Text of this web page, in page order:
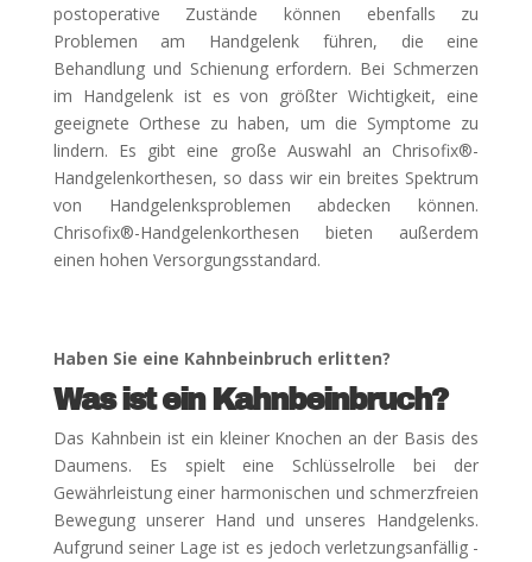
postoperative Zustände können ebenfalls zu
Problemen am Handgelenk führen, die eine
Behandlung und Schienung erfordern. Bei Schmerzen
im Handgelenk ist es von größter Wichtigkeit, eine
geeignete Orthese zu haben, um die Symptome zu
lindern. Es gibt eine große Auswahl an Chrisofix®-
Handgelenkorthesen, so dass wir ein breites Spektrum
von Handgelenksproblemen abdecken können.
Chrisofix®-Handgelenkorthesen bieten außerdem
einen hohen Versorgungsstandard.
Haben Sie eine Kahnbeinbruch erlitten?
Was ist ein Kahnbeinbruch?
Das Kahnbein ist ein kleiner Knochen an der Basis des
Daumens. Es spielt eine Schlüsselrolle bei der
Gewährleistung einer harmonischen und schmerzfreien
Bewegung unserer Hand und unseres Handgelenks.
Aufgrund seiner Lage ist es jedoch verletzungsanfällig -